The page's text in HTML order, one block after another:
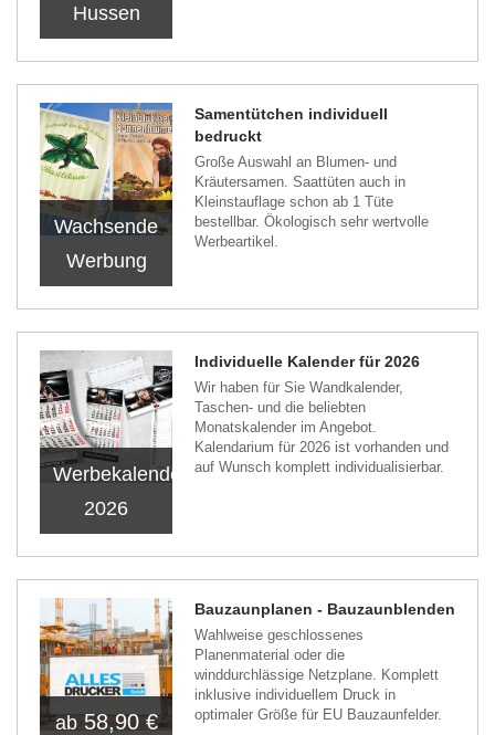
Hussen
Wachsende
Werbung
Samentütchen individuell
bedruckt
Große Auswahl an Blumen- und
Kräutersamen. Saattüten auch in
Kleinstauflage schon ab 1 Tüte
bestellbar. Ökologisch sehr wertvolle
Werbeartikel.
Werbekalender
2026
Individuelle Kalender für 2026
Wir haben für Sie Wandkalender,
Taschen- und die beliebten
Monatskalender im Angebot.
Kalendarium für 2026 ist vorhanden und
auf Wunsch komplett individualisierbar.
ab58,90 €
Bauzaunplanen - Bauzaunblenden
Wahlweise geschlossenes
Planenmaterial oder die
winddurchlässige Netzplane. Komplett
inklusive individuellem Druck in
optimaler Größe für EU Bauzaunfelder.